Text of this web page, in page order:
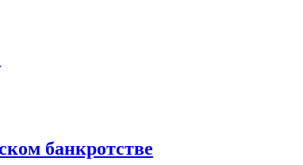
банкротстве